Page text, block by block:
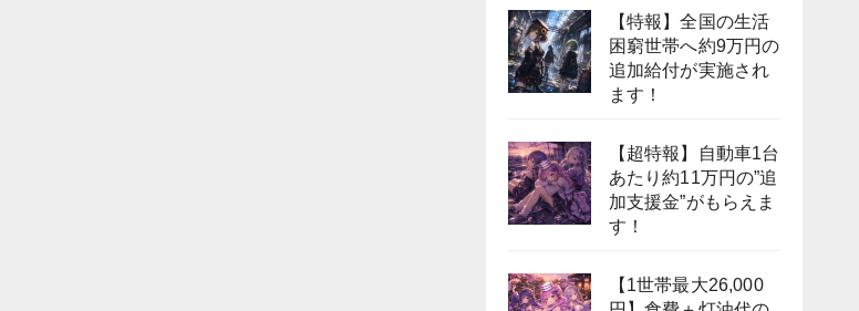
【特報】全国の生活
困窮世帯へ約9万円の
追加給付が実施され
ます！
【超特報】自動車1台
あたり約11万円の”追
加支援金”がもらえま
す！
【1世帯最大26,000